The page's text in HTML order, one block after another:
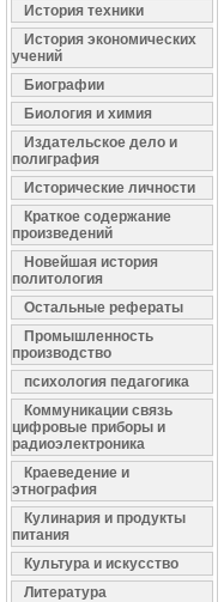
История техники
История экономических
учений
Биографии
Биология и химия
Издательское дело и
полиграфия
Исторические личности
Краткое содержание
произведений
Новейшая история
политология
Остальные рефераты
Промышленность
производство
психология педагогика
Коммуникации связь
цифровые приборы и
радиоэлектроника
Краеведение и
этнография
Кулинария и продукты
питания
Культура и искусство
Литература